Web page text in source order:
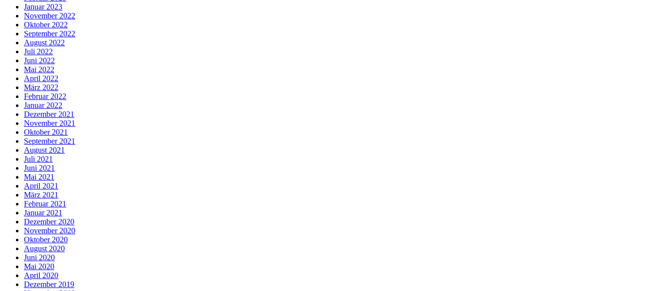
Januar 2023
November 2022
Oktober 2022
September 2022
August 2022
Juli 2022
Juni 2022
Mai 2022
April 2022
März 2022
Februar 2022
Januar 2022
Dezember 2021
November 2021
Oktober 2021
September 2021
August 2021
Juli 2021
Juni 2021
Mai 2021
April 2021
März 2021
Februar 2021
Januar 2021
Dezember 2020
November 2020
Oktober 2020
August 2020
Juni 2020
Mai 2020
April 2020
Dezember 2019